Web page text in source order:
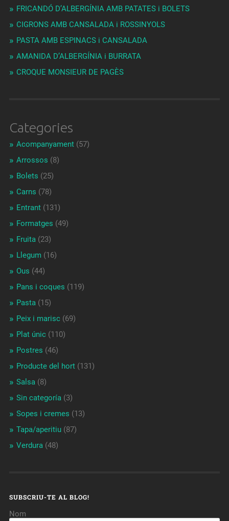
FRICANDÓ D’ALBERGÍNIA AMB PATATES i BOLETS
CIGRONS AMB CANSALADA i ROSSINYOLS
PASTA AMB ESPINACS i CANSALADA
AMANIDA D’ALBERGÍNIA i BURRATA
CROQUE MONSIEUR DE PAGÈS
Categories
Acompanyament(57)
Arrossos (8)
Bolets (25)
Carns (78)
Entrant(131)
Formatges (49)
Fruita(23)
Llegum (16)
Ous (44)
Pans i coques (119)
Pasta(15)
Peix i marisc(69)
Plat únic(110)
Postres (46)
Producte del hort(131)
Salsa(8)
Sin categoría(3)
Sopes i cremes (13)
Tapa/aperitiu(87)
Verdura(48)
SUBSCRIU-TE AL BLOG!
Nom